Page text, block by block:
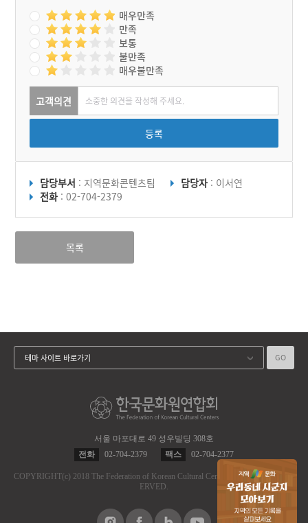
매우만족
만족
보통
불만족
매우불만족
고객의견
등록
담당부서 : 지역문화콘텐츠팀 담당자 : 이서연
전화 : 02-704-2379
목록
서울 마포대로 49 성우빌딩 308호
전화
02-704-2379 팩스 02-704-2377
COPYRIGHT(c) 2018 The Federation of Korean Cultural Centers.
ALL RIGHT RES
ERVED.
테마 사이트 바로가기 GO